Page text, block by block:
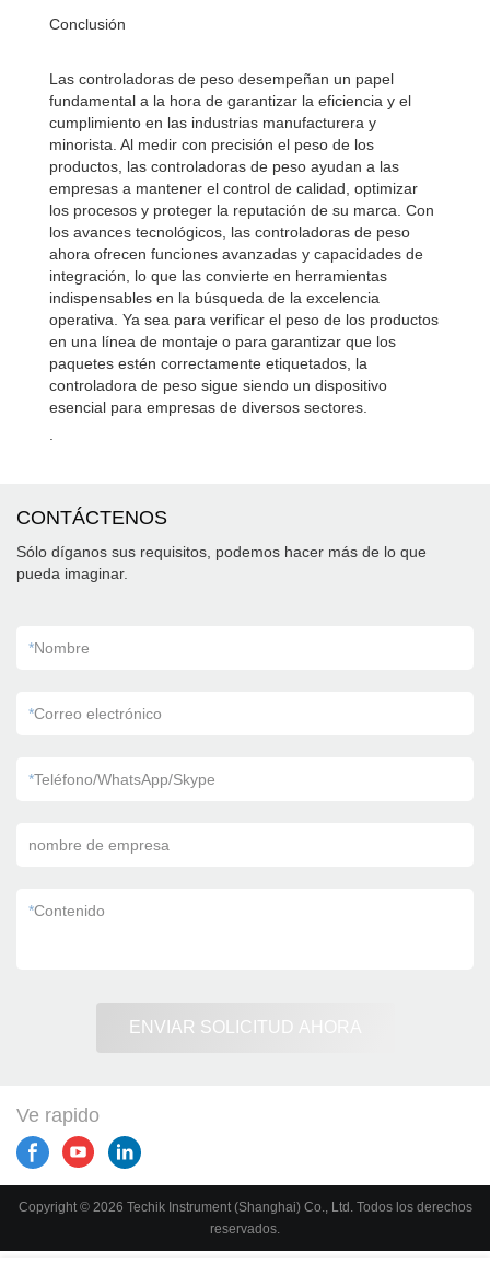
Conclusión
Las controladoras de peso desempeñan un papel
fundamental a la hora de garantizar la eficiencia y el
cumplimiento en las industrias manufacturera y
minorista. Al medir con precisión el peso de los
productos, las controladoras de peso ayudan a las
empresas a mantener el control de calidad, optimizar
los procesos y proteger la reputación de su marca. Con
los avances tecnológicos, las controladoras de peso
ahora ofrecen funciones avanzadas y capacidades de
integración, lo que las convierte en herramientas
indispensables en la búsqueda de la excelencia
operativa. Ya sea para verificar el peso de los productos
en una línea de montaje o para garantizar que los
paquetes estén correctamente etiquetados, la
controladora de peso sigue siendo un dispositivo
esencial para empresas de diversos sectores.
CONTÁCTENOS
Sólo díganos sus requisitos, podemos hacer más de lo que
pueda imaginar.
*Nombre
*Correo electrónico
*Teléfono/WhatsApp/Skype
nombre de empresa
*Contenido
ENVIAR SOLICITUD AHORA
Ve rapido
Copyright © 2026 Techik Instrument (Shanghai) Co., Ltd. Todos los derechos
reservados.